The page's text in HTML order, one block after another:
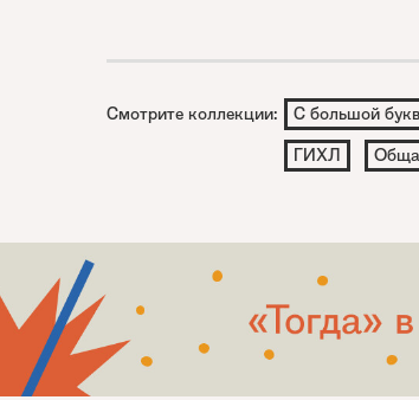
Смотрите коллекции: С большой
ГИХЛ